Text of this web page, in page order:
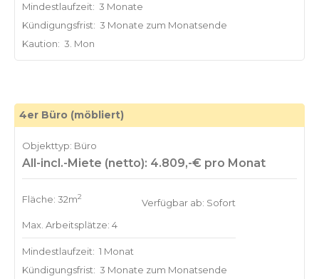
Mindestlaufzeit: 3 Monate
Kündigungsfrist: 3 Monate zum Monatsende
Kaution: 3. Mon
4er Büro (möbliert)
Objekttyp: Büro
All-incl.-Miete (netto): 4.809,-€ pro Monat
Fläche: 32m2
Max. Arbeitsplätze: 4
Verfügbar ab: Sofort
Mindestlaufzeit: 1 Monat
Kündigungsfrist: 3 Monate zum Monatsende